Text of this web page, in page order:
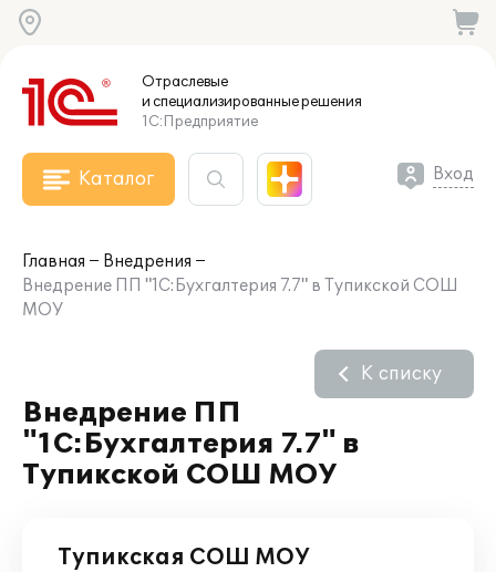
Отраслевые
и специализированныерешения
1С:Предприятие
Каталог Вход
Главная
Внедрения
Внедрение ПП "1С:Бухгалтерия 7.7" в Тупикской СОШ
МОУ
Внедрение ПП
"1С:Бухгалтерия 7.7" в
Тупикской СОШ МОУ
К списку
Тупикская СОШ МОУ